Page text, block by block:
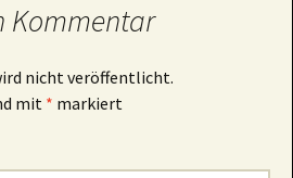
Kommentar
nicht veröffentlicht.
mit * markiert